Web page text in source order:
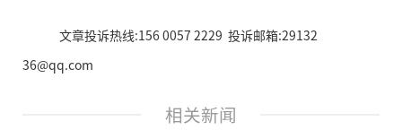
文章投诉热线:156 0057 2229 投诉邮箱:29132
36@qq.com
相关新闻